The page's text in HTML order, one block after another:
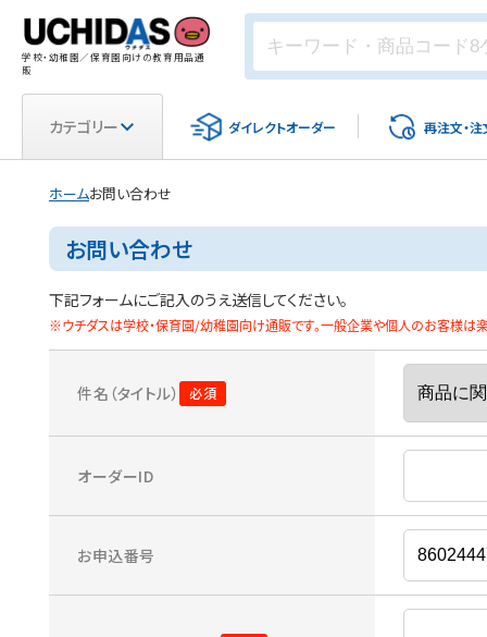
学校・幼稚園／保育園向けの教育用品通
販
カテゴリー ダイレクトオーダー 再注文・注
ホームお問い合わせ
お問い合わせ
下記フォームにご記入のうえ送信してください。
※ウチダスは学校・保育園/幼稚園向け通販です。一般企業や個人のお客様は
件名（タイトル）
オーダーID
お申込番号